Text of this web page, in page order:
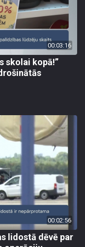
00:03:16
skolai kopā!”
00:02:56
lidostā dēvē par